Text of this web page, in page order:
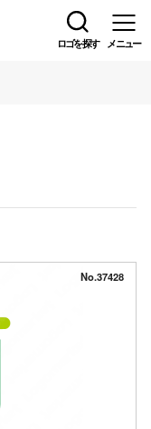
ロゴを探す メニュー
No.37428